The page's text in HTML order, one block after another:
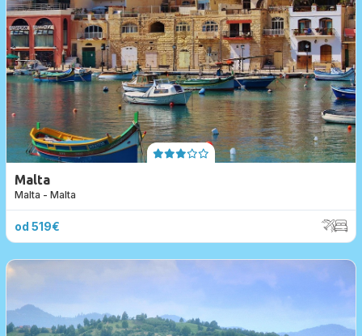
Malta
Malta - Malta
od 519€